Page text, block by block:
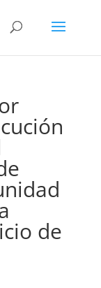
de